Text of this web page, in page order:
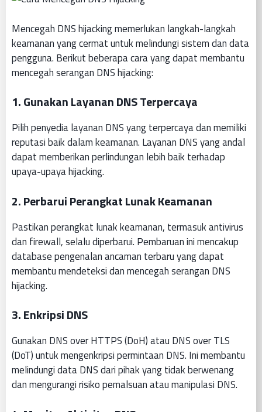
Mencegah DNS hijacking memerlukan langkah-langkah
keamanan yang cermat untuk melindungi sistem dan data
pengguna. Berikut beberapa cara yang dapat membantu
mencegah serangan DNS hijacking:
1. Gunakan Layanan DNS Terpercaya
Pilih penyedia layanan DNS yang terpercaya dan memiliki
reputasi baik dalam keamanan. Layanan DNS yang andal
dapat memberikan perlindungan lebih baik terhadap
upaya-upaya hijacking.
2. Perbarui Perangkat Lunak Keamanan
Pastikan perangkat lunak keamanan, termasuk antivirus
dan firewall, selalu diperbarui. Pembaruan ini mencakup
database pengenalan ancaman terbaru yang dapat
membantu mendeteksi dan mencegah serangan DNS
hijacking.
3. Enkripsi DNS
Gunakan DNS over HTTPS (DoH) atau DNS over TLS
(DoT) untuk mengenkripsi permintaan DNS. Ini membantu
melindungi data DNS dari pihak yang tidak berwenang
dan mengurangi risiko pemalsuan atau manipulasi DNS.